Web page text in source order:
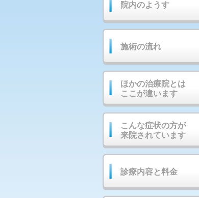
院内のようす
施術の流れ
ほかの治療院とは
ここが違います
こんな症状の方が
来院されています
診療内容と料金